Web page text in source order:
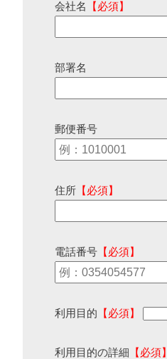
会社名 【必須】
部署名
郵便番号
住所 【必須】
電話番号 【必須】
利用目的 【必須】
利用目的の詳細 【必須】